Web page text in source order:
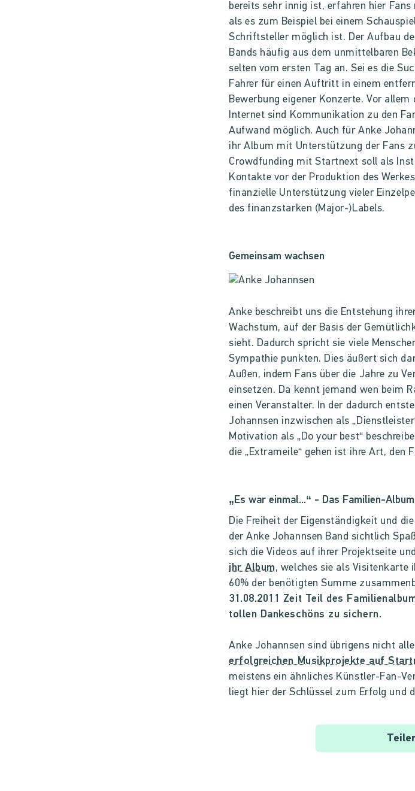
bereits sehr innig ist, erfahren hier
als es zum Beispiel bei einem
Schriftsteller möglich ist. Der Aufbau
Bands häufig aus dem unmittelbaren
selten vom ersten Tag an. Sei es die
Fahrer für einen Auftritt in einem
Bewerbung eigener Konzerte. Vor
Internet sind Kommunikation zu den
Aufwand möglich. Auch für Anke
ihr Album mit Unterstützung der Fans
Crowdfunding mit Startnext soll als
Kontakte vor der Produktion des
finanzielle Unterstützung vieler
des finanzstarken (Major-)Labels.
Gemeinsam wachsen
Anke beschreibt uns die Entstehung
Wachstum, auf der Basis der
sieht. Dadurch spricht sie viele
Sympathie punkten. Dies äußert sich
Außen, indem Fans über die Jahre zu
einsetzen. Da kennt jemand wen beim
einen Veranstalter. In der dadurch
Johannsen inzwischen als
Motivation als „Do your best“
die „Extrameile“ gehen ist ihre Art, den
„Es war einmal...“ - Das Familien-Album
Die Freiheit der Eigenständigkeit und
der Anke Johannsen Band sichtlich
sich die Videos auf ihrer Projektseite
ihr Album, welches sie als Visitenkarte
60% der benötigten Summe
31.08.2011 Zeit Teil des
tollen Dankeschöns zu sichern.
Anke Johannsen sind übrigens nicht
erfolgreichen Musikprojekte auf
meistens ein ähnliches Künstler-Fan-
liegt hier der Schlüssel zum Erfolg und